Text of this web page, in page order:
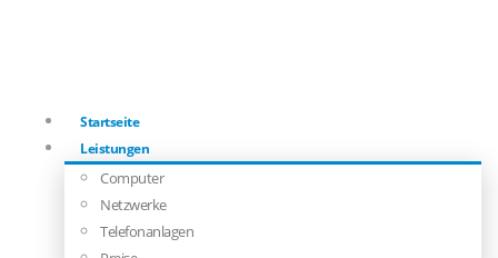
Startseite
Leistungen
Computer
Netzwerke
Telefonanlagen